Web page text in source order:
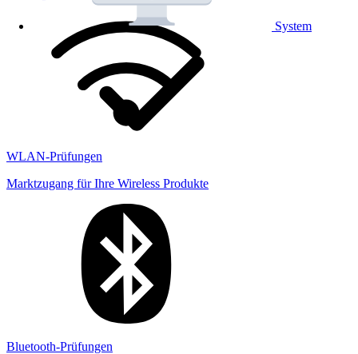
System
WLAN-Prüfungen
Marktzugang für Ihre Wireless Produkte
Bluetooth-Prüfungen